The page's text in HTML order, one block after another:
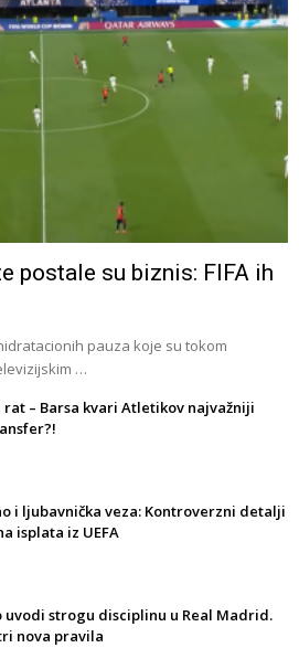
postale su biznis: FIFA ih
pauza koje su tokom
…
rat – Barsa kvari Atletikov najvažniji
i ljubavnička veza: Kontroverzni detalji
isplata iz UEFA
uvodi strogu disciplinu u Real Madrid.
nova pravila